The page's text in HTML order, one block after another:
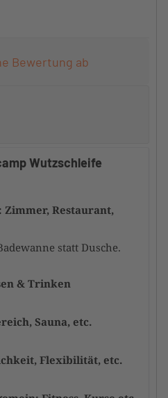
Bewertung ab
Wutzschleife
Zimmer, Restaurant,
statt Dusche.
& Trinken
Sauna, etc.
Flexibilität, etc.